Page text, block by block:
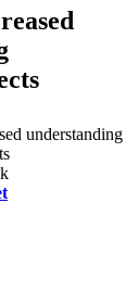
understanding